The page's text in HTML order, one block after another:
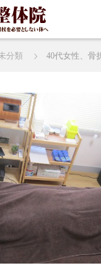
分類 40代女性、骨